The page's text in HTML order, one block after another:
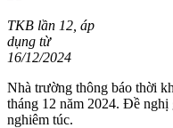
TKB lần 12, áp
dụng từ
16/12/2024
Nhà trường thông báo thời
tháng 12 năm 2024. Đề
nghiêm túc.